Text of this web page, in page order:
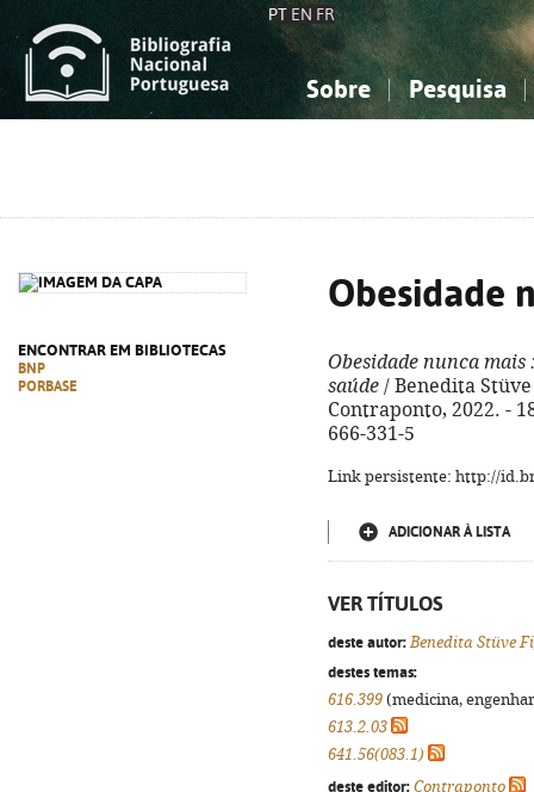
PT EN FR
Sobre Pesquisa
ENCONTRAR EM BIBLIOTECAS
BNP
PORBASE
Obesidade
Obesidade nunca mais
saúde / Benedita
Contraponto, 2022. -
666-331-5
Link persistente: http://
ADICIONAR À LISTA
VER TÍTULOS
deste autor: Benedita Stüve
destes temas:
616.399 (medicina,
613.2.03
641.56(083.1)
deste editor: Contraponto